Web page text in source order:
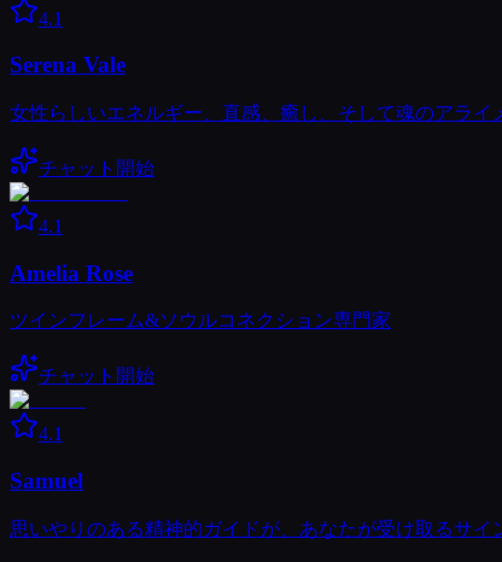
4.1
Serena Vale
女性らしいエネルギー、直感、癒し、そして魂のアライ
チャット開始
4.1
Amelia Rose
ツインフレーム&ソウルコネクション専門家
チャット開始
4.1
Samuel
思いやりのある精神的ガイドが、あなたが受け取るサ